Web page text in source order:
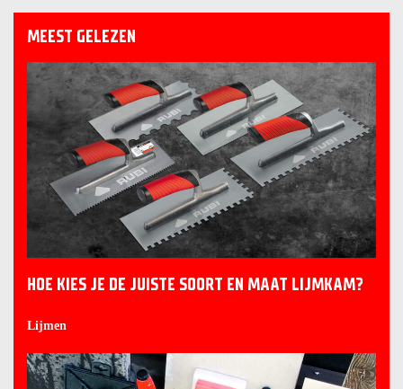
MEEST GELEZEN
HOE KIES JE DE JUISTE SOORT EN MAAT LIJMKAM?
Lijmen